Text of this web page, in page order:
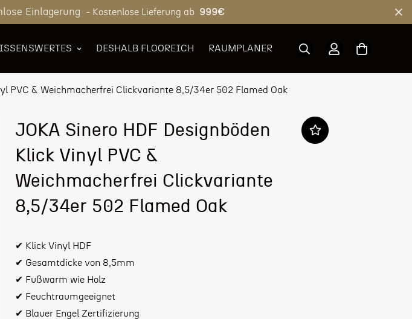
Einlagerung - Kostenlose Lieferung ab 999€
DESHALB FLOOREICH RAUMPLANER
PVC & Weichmacherfrei Clickvariante 8,5/34er 502 Flamed Oak
JOKA Sinero HDF Designböden
Klick Vinyl PVC &
Weichmacherfrei Clickvariante
8,5/34er 502 Flamed Oak
✔ Klick Vinyl HDF
✔ Gesamtdicke von 8,5mm
✔ Fußwarm wie Holz
✔ Feuchtraumgeeignet
✔ Blauer Engel Zertifizierung